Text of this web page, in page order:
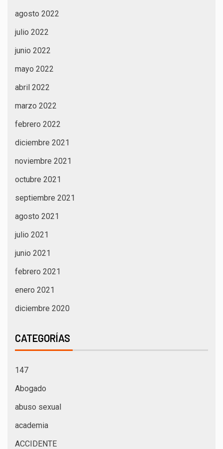
agosto 2022
julio 2022
junio 2022
mayo 2022
abril 2022
marzo 2022
febrero 2022
diciembre 2021
noviembre 2021
octubre 2021
septiembre 2021
agosto 2021
julio 2021
junio 2021
febrero 2021
enero 2021
diciembre 2020
CATEGORÍAS
147
Abogado
abuso sexual
academia
ACCIDENTE